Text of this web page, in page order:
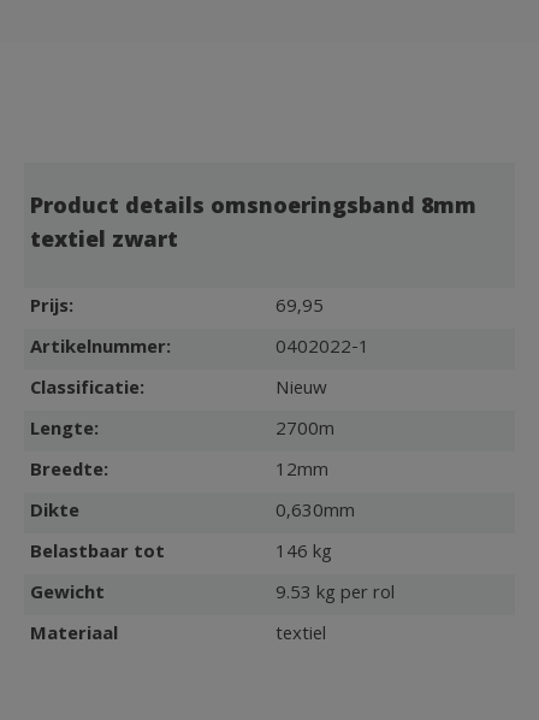
Product details omsnoeringsband 8mm
textiel zwart
Prijs:
69,95
Artikelnummer:
0402022-1
Classificatie:
Nieuw
Lengte:
2700m
Breedte:
12mm
Dikte
0,630mm
Belastbaar tot
146 kg
Gewicht
9.53 kg per rol
Materiaal
textiel